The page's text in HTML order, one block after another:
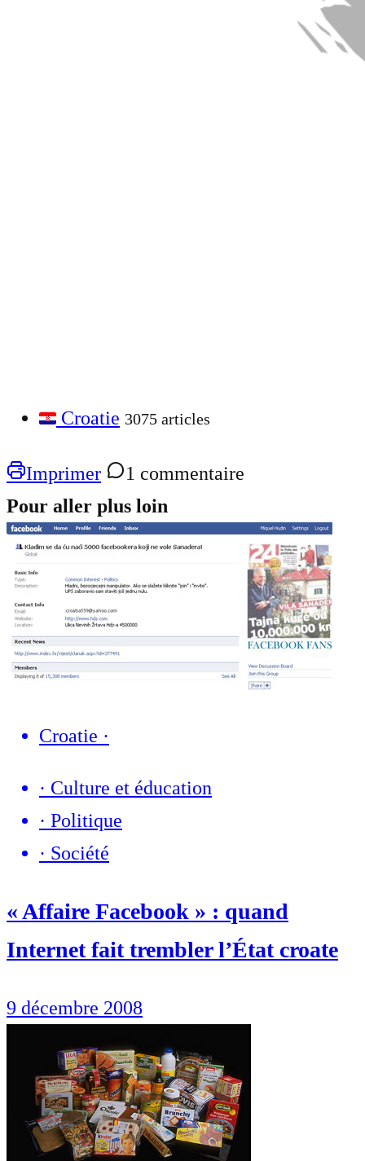
Croatie 3075 articles
Imprimer
1 commentaire
Pour aller plus loin
Croatie ·
· Culture et éducation
· Politique
· Société
« Affaire Facebook » : quand
Internet fait trembler l’État croate
9 décembre 2008